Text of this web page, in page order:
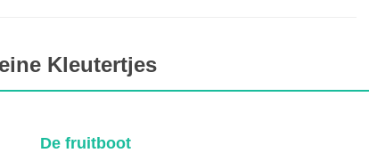
Kleutertjes
De fruitboot